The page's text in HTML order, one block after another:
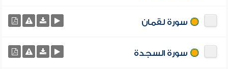
سورة لقمان
سورة السجدة